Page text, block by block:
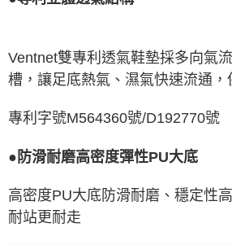
Ventnet雙專利透氣鞋墊採多向氣
槽，讓足底熱氣、濕氣快速流通，
專利字號M564360號/D192770號
●防滑耐磨高密度彈性PU大底
高密度PU大底防滑耐磨、穩定性
耐站更耐走